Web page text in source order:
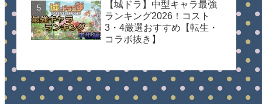
【城ドラ】中型キャラ最強
ランキング2026！コスト
3・4厳選おすすめ【転生・
コラボ抜き】